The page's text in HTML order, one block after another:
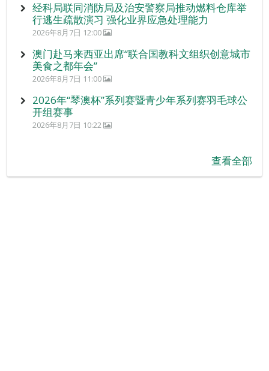
经科局联同消防局及治安警察局推动燃料仓库举
行逃生疏散演习 强化业界应急处理能力
2026年8月7日 12:00
澳门赴马来西亚出席“联合国教科文组织创意城市
美食之都年会”
2026年8月7日 11:00
2026年“琴澳杯”系列赛暨青少年系列赛羽毛球公
开组赛事
2026年8月7日 10:22
查看全部